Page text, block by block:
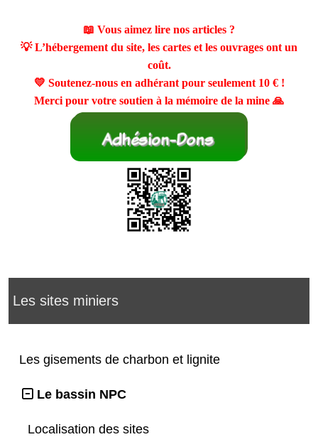
📖 Vous aimez lire nos articles ?
💡 L’hébergement du site, les cartes et les ouvrages ont un
coût.
💛 Soutenez-nous en adhérant pour seulement 10 €!
Merci pour votre soutien à la mémoire de la mine 🙏
Les sites miniers
Les gisements de charbon et lignite
Le bassin NPC
Localisation des sites